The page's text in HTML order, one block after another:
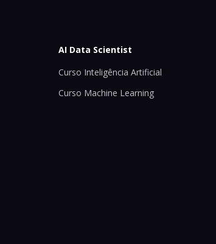
AI Data Scientist
Curso Inteligência Artificial
Curso Machine Learning